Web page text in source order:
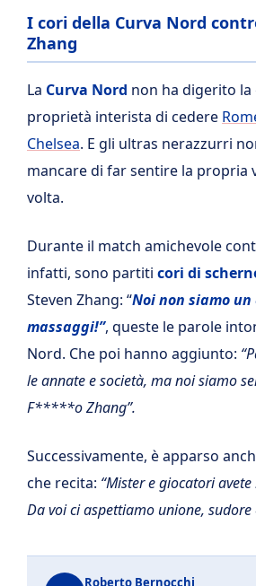
I cori della Curva Nord
Zhang
La Curva Nord non ha digerito la
proprietà interista di cedere
Chelsea. E gli ultras nerazzurri
mancare di far sentire la propria
volta.
Durante il match amichevole
infatti, sono partiti cori di
Steven Zhang: “Noi non siamo
massaggi!”, queste le parole
Nord. Che poi hanno aggiunto:
le annate e società, ma noi siamo
F*****o Zhang”.
Successivamente, è apparso
che recita: “Mister e giocatori
Da voi ci aspettiamo unione, sudore
Roberto Bernocchi